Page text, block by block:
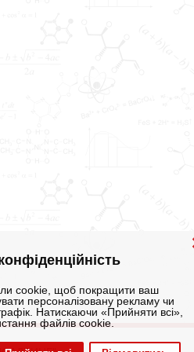
cookie, щоб покращити ваш
персоналізовану рекламу чи
Натискаючи «Прийняти всі»,
файлів cookie.